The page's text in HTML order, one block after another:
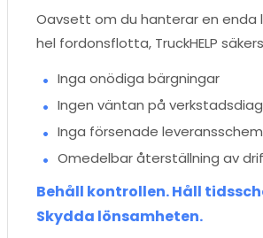
Oavsett om du hanterar en enda
hel fordonsflotta, TruckHELP
Inga onödiga bärgningar
Ingen väntan på
Inga försenade
Omedelbar återställning av
Behåll kontrollen. Håll
Skydda lönsamheten.